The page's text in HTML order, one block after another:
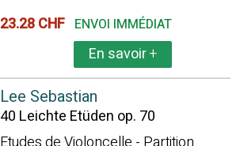
23.28 CHF ENVOI IMMÉDIAT
En savoir+
Lee Sebastian
40 Leichte Etüden op. 70